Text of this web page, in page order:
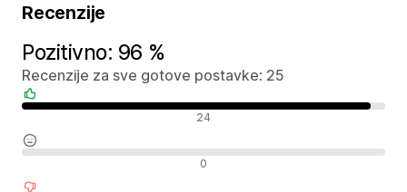
Recenzije
Pozitivno: 96 %
Recenzije za sve gotove postavke: 25
Pozitivne recenzije 24
Neutralne recenzije 0